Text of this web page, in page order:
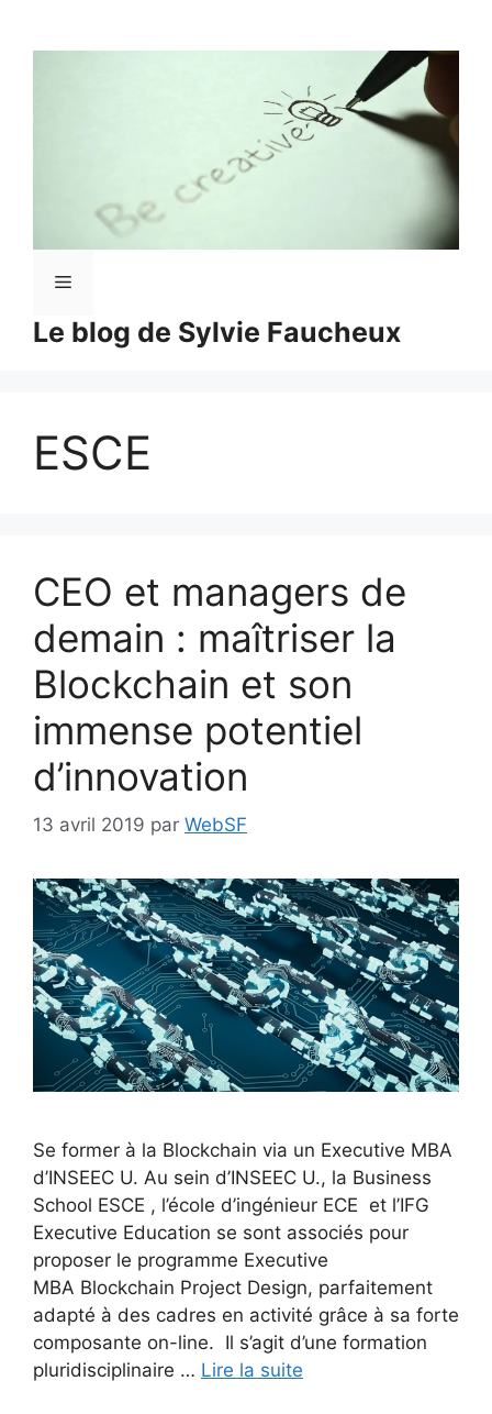
Le blog de Sylvie Faucheux
Menu
ESCE
CEO et managers de
demain : maîtriser la
Blockchain et son
immense potentiel
d’innovation
13 avril 2019 par WebSF
Se former à la Blockchain via un Executive MBA
d’INSEEC U. Au sein d’INSEEC U., la Business
School ESCE , l’école d’ingénieur ECE et l’IFG
Executive Education se sont associés pour
proposer le programme Executive
MBA Blockchain Project Design, parfaitement
adapté à des cadres en activité grâce à sa forte
composante on-line. Il s’agit d’une formation
pluridisciplinaire … Lire la suite